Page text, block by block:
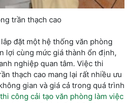
trần thạch cao
đặt một hệ thống văn phòng
lợi cùng mức giá thành ổn định,
nghiệp quan tâm. Việc thi
thạch cao mang lại rất nhiều ưu
gian và giá cả trong quá trình
thi công cải tạo văn phòng làm việc